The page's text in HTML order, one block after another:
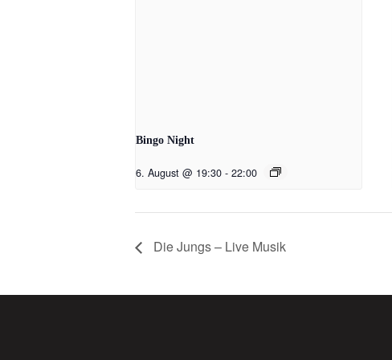
Bingo Night
6. August @ 19:30 - 22:00
Die Jungs – Live Musik